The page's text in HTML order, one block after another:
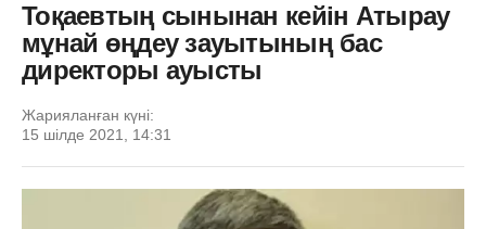
Тоқаевтың сынынан кейін Атырау
мұнай өңдеу зауытының бас
директоры ауысты
Жарияланған күні:
15 шілде 2021, 14:31